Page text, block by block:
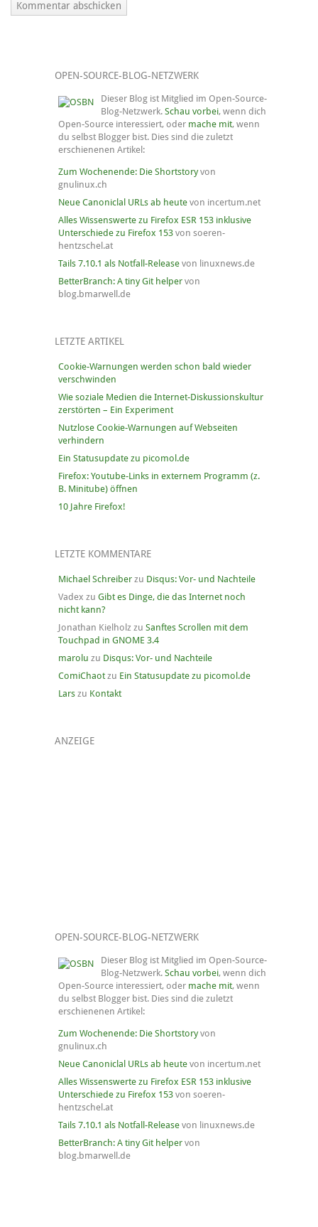
OPEN-SOURCE-BLOG-NETZWERK
Dieser Blog ist Mitglied im Open-Source-
Blog-Netzwerk. Schau vorbei, wenn dich
Open-Source interessiert, oder mache mit, wenn
du selbst Blogger bist. Dies sind die zuletzt
erschienenen Artikel:
Zum Wochenende: Die Shortstoryvon
gnulinux.ch
Neue Canoniclal URLs ab heutevon incertum.net
Alles Wissenswerte zu Firefox ESR 153 inklusive
Unterschiede zu Firefox 153von soeren-
hentzschel.at
Tails 7.10.1 als Notfall-Releasevon linuxnews.de
BetterBranch: A tiny Git helpervon
blog.bmarwell.de
LETZTE ARTIKEL
Cookie-Warnungen werden schon bald wieder
verschwinden
Wie soziale Medien die Internet-Diskussionskultur
zerstörten – Ein Experiment
Nutzlose Cookie-Warnungen auf Webseiten
verhindern
Ein Statusupdate zu picomol.de
Firefox: Youtube-Links in externem Programm (z.
B. Minitube) öffnen
10 Jahre Firefox!
LETZTE KOMMENTARE
Michael Schreiberzu Disqus: Vor- und Nachteile
Vadex zu Gibt es Dinge, die das Internet noch
nicht kann?
Jonathan Kielholz zu Sanftes Scrollen mit dem
Touchpad in GNOME 3.4
marolu zu Disqus: Vor- und Nachteile
ComiChaotzu Ein Statusupdate zu picomol.de
Larszu Kontakt
ANZEIGE
OPEN-SOURCE-BLOG-NETZWERK
Dieser Blog ist Mitglied im Open-Source-
Blog-Netzwerk. Schau vorbei, wenn dich
Open-Source interessiert, oder mache mit, wenn
du selbst Blogger bist. Dies sind die zuletzt
erschienenen Artikel:
Zum Wochenende: Die Shortstoryvon
gnulinux.ch
Neue Canoniclal URLs ab heutevon incertum.net
Alles Wissenswerte zu Firefox ESR 153 inklusive
Unterschiede zu Firefox 153von soeren-
hentzschel.at
Tails 7.10.1 als Notfall-Releasevon linuxnews.de
BetterBranch: A tiny Git helpervon
blog.bmarwell.de